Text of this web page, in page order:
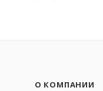
О КОМПАНИИ